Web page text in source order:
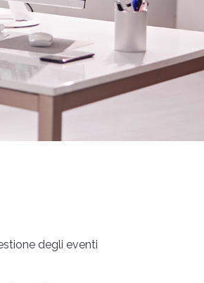
degli eventi